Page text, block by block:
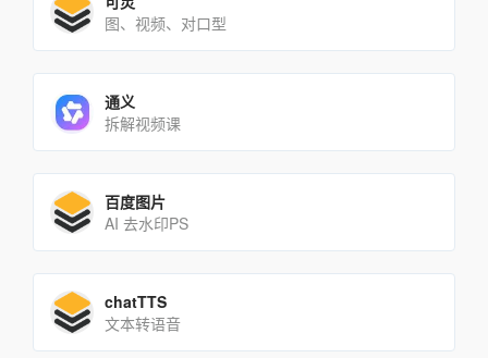
图、视频、对口型
通义
拆解视频课
百度图片
AI 去水印PS
chatTTS
文本转语音